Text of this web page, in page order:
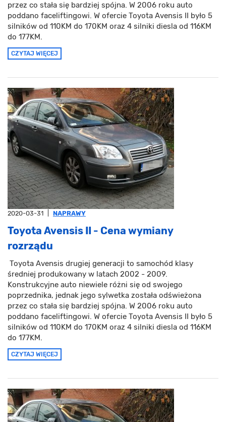
przez co stała się bardziej spójna. W 2006 roku auto
poddano faceliftingowi. W ofercie Toyota Avensis II było 5
silników od 110KM do 170KM oraz 4 silniki diesla od 116KM
do 177KM.
CZYTAJ WIĘCEJ
2020-03-31 NAPRAWY
Toyota Avensis II - Cena wymiany
rozrządu
Toyota Avensis drugiej generacji to samochód klasy
średniej produkowany w latach 2002 - 2009.
Konstrukcyjne auto niewiele różni się od swojego
poprzednika, jednak jego sylwetka została odświeżona
przez co stała się bardziej spójna. W 2006 roku auto
poddano faceliftingowi. W ofercie Toyota Avensis II było 5
silników od 110KM do 170KM oraz 4 silniki diesla od 116KM
do 177KM.
CZYTAJ WIĘCEJ